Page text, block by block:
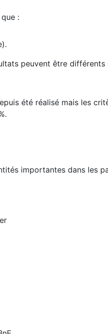
:
peuvent être différents
été réalisé mais les
importantes dans les